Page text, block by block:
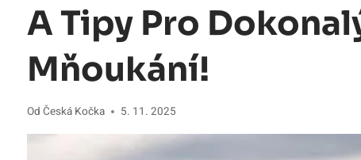
A Tipy Pro
Mňoukání!
Od Česká Kočka 5. 11. 2025